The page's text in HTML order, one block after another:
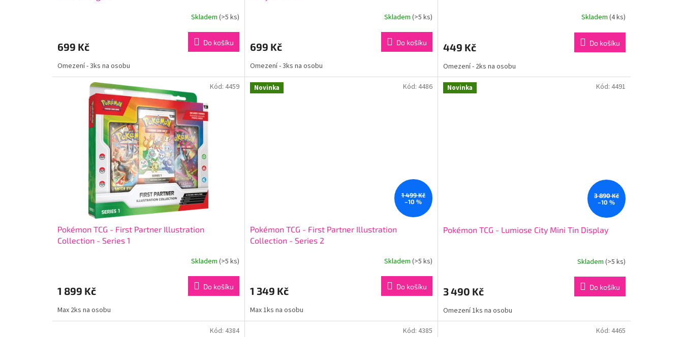
Skladem(>5 ks)
699 Kč Do košíku
Omezení - 3ks na osobu
Skladem (>5 ks)
699 Kč Do košíku
Omezení - 3ks na osobu
Skladem (4 ks)
449 Kč Do košíku
Omezení - 2ks na osobu
Pokémon TCG - First Partner Illustration
Collection - Series 1
Skladem(>5 ks)
1 899 Kč Do košíku
Max 2ks na osobu
Kód: 4459 Novinka
1 499 Kč
–10 %
Pokémon TCG - First Partner Illustration
Collection - Series 2
Skladem (>5 ks)
1 349 Kč Do košíku
Max 1ks na osobu
Kód: 4486 Novinka
3 890 Kč
–10 %
Pokémon TCG - Lumiose City Mini Tin Display
Skladem (>5 ks)
3 490 Kč Do košíku
Omezení 1ks na osobu
Kód: 4491
Kód: 4384 Kód: 4385 Kód: 4465